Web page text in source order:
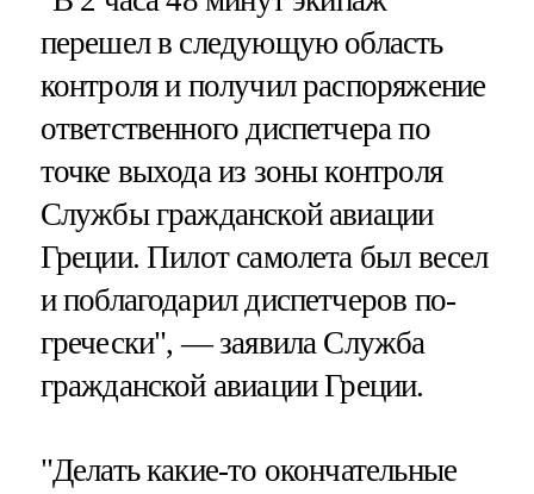
перешел в следующую область
контроля и получил распоряжение
ответственного диспетчера по
точке выхода из зоны контроля
Службы гражданской авиации
Греции. Пилот самолета был весел
и поблагодарил диспетчеров по-
гречески", — заявила Служба
гражданской авиации Греции.
"Делать какие-то окончательные